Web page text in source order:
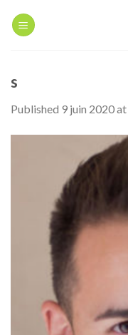
s
Published 9 juin 2020at